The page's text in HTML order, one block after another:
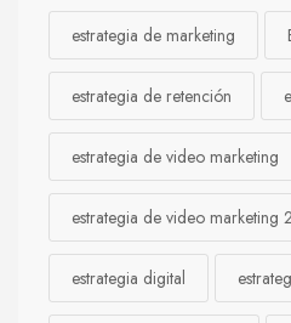
estrategia de marketing
estrategia de retención
estrategia de video marketing
estrategia de video marketing
estrategia digital